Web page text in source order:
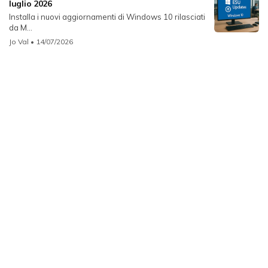
luglio 2026
Installa i nuovi aggiornamenti di Windows 10 rilasciati
da M...
Jo Val • 14/07/2026